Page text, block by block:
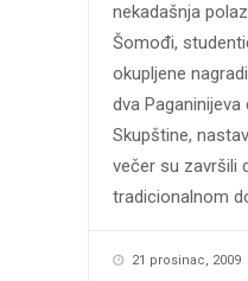
nekadašnja
Šomođi,
okupljene
dva
Skupštine,
večer su završili
tradicionalnom
21 prosinac, 2009